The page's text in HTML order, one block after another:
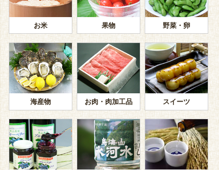
お米 果物 野菜・卵
海産物 お肉・肉加工品 スイーツ